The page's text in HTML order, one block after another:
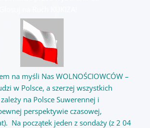
na myśli Nas WOLNOŚCIOWCÓW –
w Polsce, a szerzej wszystkich
na Polsce Suwerennej i
perspektywie czasowej,
Na początek jeden z sondaży (z 2 04